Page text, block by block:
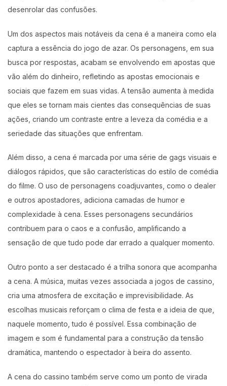
desenrolar das confusões.
Um dos aspectos mais notáveis da cena é a maneira como ela
captura a essência do jogo de azar. Os personagens, em sua
busca por respostas, acabam se envolvendo em apostas que
vão além do dinheiro, refletindo as apostas emocionais e
sociais que fazem em suas vidas. A tensão aumenta à medida
que eles se tornam mais cientes das consequências de suas
ações, criando um contraste entre a leveza da comédia e a
seriedade das situações que enfrentam.
Além disso, a cena é marcada por uma série de gags visuais e
diálogos rápidos, que são características do estilo de comédia
do filme. O uso de personagens coadjuvantes, como o dealer
e outros apostadores, adiciona camadas de humor e
complexidade à cena. Esses personagens secundários
contribuem para o caos e a confusão, amplificando a
sensação de que tudo pode dar errado a qualquer momento.
Outro ponto a ser destacado é a trilha sonora que acompanha
a cena. A música, muitas vezes associada a jogos de cassino,
cria uma atmosfera de excitação e imprevisibilidade. As
escolhas musicais reforçam o clima de festa e a ideia de que,
naquele momento, tudo é possível. Essa combinação de
imagem e som é fundamental para a construção da tensão
dramática, mantendo o espectador à beira do assento.
A cena do cassino também serve como um ponto de virada